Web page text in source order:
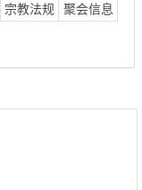
宗教法规 聚会信息